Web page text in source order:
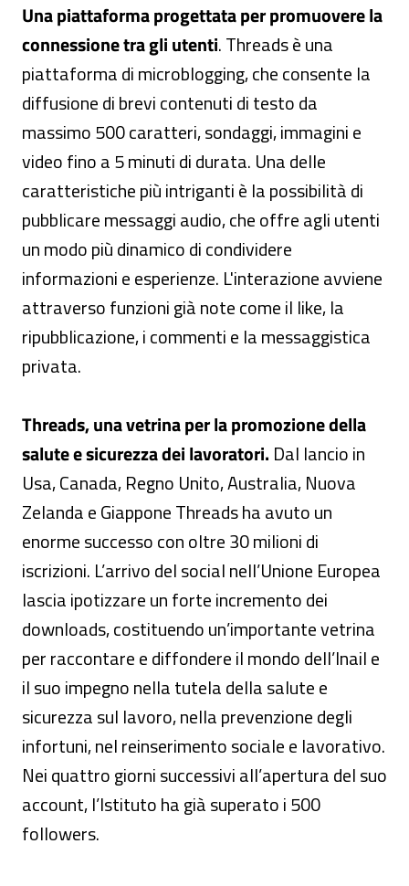
Una piattaforma progettata per promuovere la
connessione tra gli utenti. Threads è una
piattaforma di microblogging, che consente la
diffusione di brevi contenuti di testo da
massimo 500 caratteri, sondaggi, immagini e
video fino a 5 minuti di durata. Una delle
caratteristiche più intriganti è la possibilità di
pubblicare messaggi audio, che offre agli utenti
un modo più dinamico di condividere
informazioni e esperienze. L'interazione avviene
attraverso funzioni già note come il like, la
ripubblicazione, i commenti e la messaggistica
privata.
Threads, una vetrina per la promozione della
salute e sicurezza dei lavoratori. Dal lancio in
Usa, Canada, Regno Unito, Australia, Nuova
Zelanda e Giappone Threads ha avuto un
enorme successo con oltre 30 milioni di
iscrizioni. L’arrivo del social nell’Unione Europea
lascia ipotizzare un forte incremento dei
downloads, costituendo un’importante vetrina
per raccontare e diffondere il mondo dell’Inail e
il suo impegno nella tutela della salute e
sicurezza sul lavoro, nella prevenzione degli
infortuni, nel reinserimento sociale e lavorativo.
Nei quattro giorni successivi all’apertura del suo
account, l’Istituto ha già superato i 500
followers.